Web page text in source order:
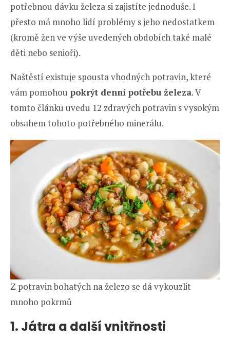
potřebnou dávku železa si zajistíte jednoduše. I
přesto má mnoho lidí problémy s jeho nedostatkem
(kromě žen ve výše uvedených obdobích také malé
děti nebo senioři).
Naštěstí existuje spousta vhodných potravin, které
vám pomohou pokrýt denní potřebu železa. V
tomto článku uvedu 12 zdravých potravin s vysokým
obsahem tohoto potřebného minerálu.
Z potravin bohatých na železo se dá vykouzlit
mnoho pokrmů
1. Játra a další vnitřnosti